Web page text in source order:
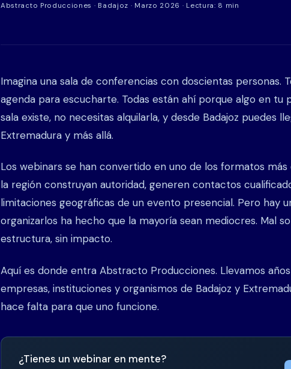
Abstracto Producciones · Badajoz · Marzo 2026 · Lectura: 8 min
Imagina una sala de conferencias con doscientas personas.
agenda para escucharte. Todas están ahí porque algo en tu
sala existe, no necesitas alquilarla, y desde Badajoz puedes
Extremadura y más allá.
Los webinars se han convertido en uno de los formatos
la región construyan autoridad, generen contactos
limitaciones geográficas de un evento presencial. Pero hay
organizarlos ha hecho que la mayoría sean mediocres. Mal
estructura, sin impacto.
Aquí es donde entra Abstracto Producciones. Llevamos
empresas, instituciones y organismos de Badajoz y
hace falta para que uno funcione.
¿Tienes un webinar en mente?